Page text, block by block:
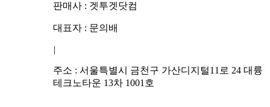
판매사 : 겟투겟닷컴
대표자 : 문의배
|
주소 : 서울특별시 금천구 가산디지털11로 24 대륭
테크노타운 13차 1001호